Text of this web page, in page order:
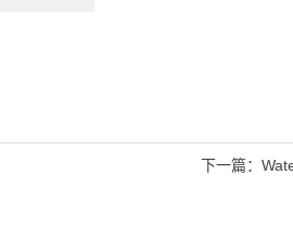
下一篇：